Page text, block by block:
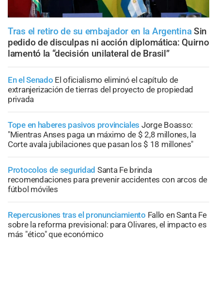
Tras el retiro de su embajador en la Argentina Sin
pedido de disculpas ni acción diplomática: Quirno
lamentó la “decisión unilateral de Brasil”
En el Senado El oficialismo eliminó el capítulo de
extranjerización de tierras del proyecto de propiedad
privada
Tope en haberes pasivos provinciales Jorge Boasso:
"Mientras Anses paga un máximo de $ 2,8 millones, la
Corte avala jubilaciones que pasan los $ 18 millones"
Protocolos de seguridad Santa Fe brinda
recomendaciones para prevenir accidentes con arcos de
fútbol móviles
Repercusiones tras el pronunciamiento Fallo en Santa Fe
sobre la reforma previsional: para Olivares, el impacto es
más "ético" que económico